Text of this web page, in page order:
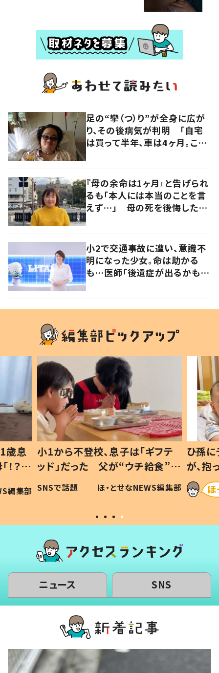
足の“攣（つ）り”が全身に広が
り、その後病気が判明 「自宅
は買って半年、車は4ヶ月。この
聞いた
『母の余命は1ヶ月』と告げられ
るも「本人には本当のことを言
えず…」 母の死を後悔した女
小2で交通事故に遭い、意識不
明になった少女。命は助かる
も…医師「後遺症が出るかもし
歳息
？」
編集部
小1から不登校、息子は「ギフテ
ッド」だった 父が“ウチ給食”を
作り続ける理由とは #令和の親
#令和の子
SNSで話題 ほ・とせなNEWS編集部
ひ孫
が、
「涙が
い」
ニュース SNS